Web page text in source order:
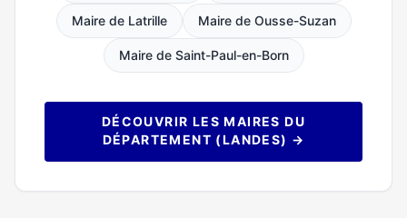
Maire de Latrille Maire de Ousse-Suzan
Maire de Saint-Paul-en-Born
DÉCOUVRIR LES MAIRES DU
DÉPARTEMENT (LANDES) →